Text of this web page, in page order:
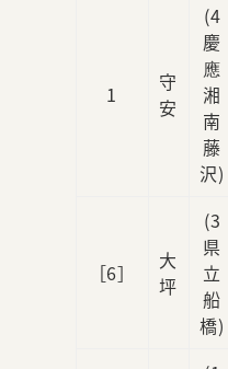
1
守
安
(4
慶
應
湘
南
藤
沢)
［6］
大
坪
(3
県
立
船
橋)